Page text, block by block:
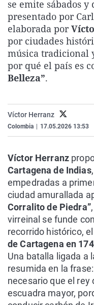
se emite sábados y
presentado por
elaborada por
por ciudades
música tradicional
por qué el país es
Belleza”.
Víctor Herranz
Colombia 17.05.2026 13:53
Víctor Herranz
Cartagena de Indias
empedradas a
ciudad amurallada
Corralito de Piedra”
virreinal se funde
recorrido histórico,
de Cartagena en
Una batalla ligada a
resumida en la
necesario que el
escuadra mayor,